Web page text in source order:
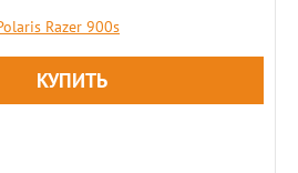
Razer 900s